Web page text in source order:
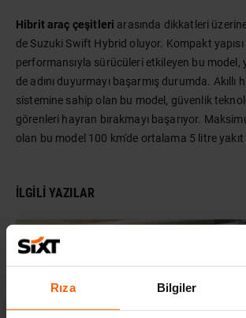
Rıza Bilgiler
Hibrit araç çeşitleri arasında dikkatleri
de Suzuki Swift Hybrid oluyor. Kompakt yapısı
performansıyla sürücüleri etkileyen bu model,
de adını duyurmayı başarmış durumda. Akıllı
sistemine sahip olan bu model, güvenlik
görenleri hayran bırakmayı başarıyor.
olan bu model 100 km'de ortalama 5 litre yakıt
İLGILI YAZILAR